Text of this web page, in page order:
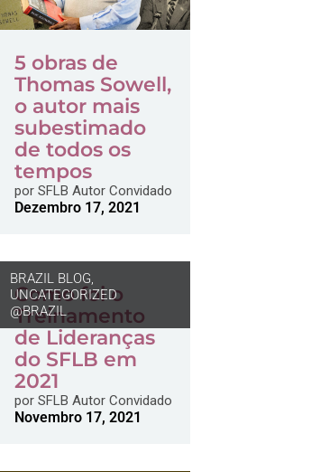
5 obras de
Thomas Sowell,
o autor mais
subestimado
de todos os
tempos
porSFLB Autor Convidado
Dezembro 17, 2021
BRAZIL BLOG,
UNCATEGORIZED
@BRAZIL
Como foi o
Treinamento
de Lideranças
do SFLB em
2021
porSFLB Autor Convidado
Novembro 17, 2021